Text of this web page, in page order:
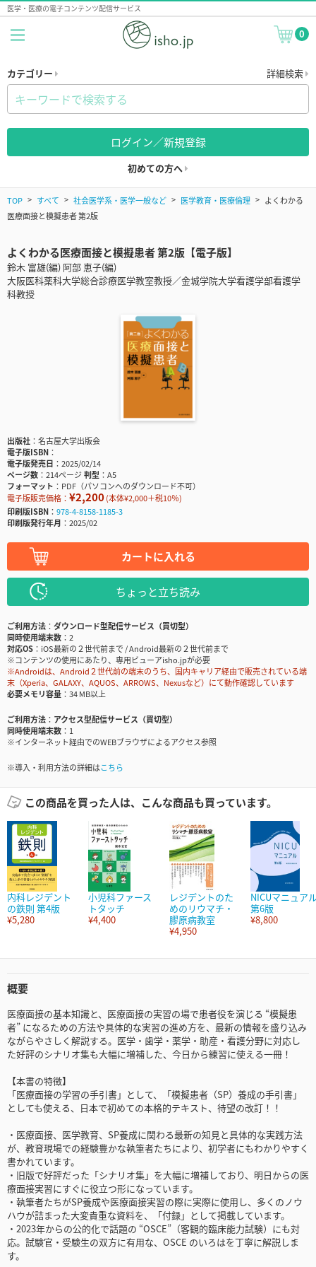
医学・医療の電子コンテンツ配信サービス
0
カテゴリー 詳細検索
ログイン／新規登録
初めての方へ
TOP すべて 社会医学系・医学一般など 医学教育・医療倫理
よくわかる
医療面接と模擬患者 第2版
よくわかる医療面接と模擬患者 第2版【電子版】
鈴木 富雄(編) 阿部 恵子(編)
大阪医科薬科大学総合診療医学教室教授／金城学院大学看護学部看護学
科教授
出版社
名古屋大学出版会
電子版ISBN
電子版発売日
2025/02/14
ページ数
214ページ判型
A5
フォーマット
PDF（パソコンへのダウンロード不可）
電子版販売価格： ¥2,200(本体¥2,000＋税10％)
印刷版ISBN
978-4-8158-1185-3
印刷版発行年月
2025/02
カートに入れる
ちょっと立ち読み
ご利用方法
ダウンロード型配信サービス（買切型）
同時使用端末数
2
対応OS
iOS最新の２世代前まで / Android最新の２世代前まで
※コンテンツの使用にあたり、専用ビューアisho.jpが必要
※Androidは、Android２世代前の端末のうち、国内キャリア経由で販売されている端
末（Xperia、GALAXY、AQUOS、ARROWS、Nexusなど）にて動作確認しています
必要メモリ容量
34 MB以上
ご利用方法
アクセス型配信サービス（買切型）
同時使用端末数
1
※インターネット経由でのWEBブラウザによるアクセス参照
※導入・利用方法の詳細はこちら
この商品を買った人は、こんな商品も買っています。
内科レジデント
の鉄則 第4版
¥5,280
小児科ファース
トタッチ
¥4,400
レジデントのた
めのリウマチ・
膠原病教室
¥4,950
NICUマニュア
第6版
¥8,800
概要
医療面接の基本知識と、医療面接の実習の場で患者役を演じる “模擬患
者” になるための方法や具体的な実習の進め方を、最新の情報を盛り込み
ながらやさしく解説する。医学・歯学・薬学・助産・看護分野に対応し
た好評のシナリオ集も大幅に増補した、今日から練習に使える一冊！
【本書の特徴】
「医療面接の学習の手引書」として、「模擬患者（SP）養成の手引書」
としても使える、日本で初めての本格的テキスト、待望の改訂！！
・医療面接、医学教育、SP養成に関わる最新の知見と具体的な実践方法
が、教育現場での経験豊かな執筆者たちにより、初学者にもわかりやすく
書かれています。
・旧版で好評だった「シナリオ集」を大幅に増補しており、明日からの医
療面接実習にすぐに役立つ形になっています。
・執筆者たちがSP養成や医療面接実習の際に実際に使用し、多くのノウ
ハウが詰まった大変貴重な資料を、「付録」として掲載しています。
・2023年からの公的化で話題の “OSCE”（客観的臨床能力試験）にも対
応。試験官・受験生の双方に有用な、OSCE のいろはを丁寧に解説しま
す。